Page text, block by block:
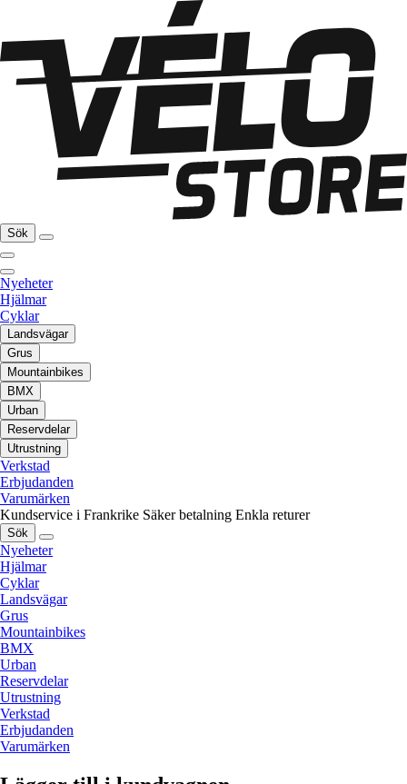
Sök
Nyeheter
Hjälmar
Cyklar
Landsvägar
Grus
Mountainbikes
BMX
Urban
Reservdelar
Utrustning
Verkstad
Erbjudanden
Varumärken
Kundservice i Frankrike Säker betalning Enkla returer
Sök
Nyeheter
Hjälmar
Cyklar
Landsvägar
Grus
Mountainbikes
BMX
Urban
Reservdelar
Utrustning
Verkstad
Erbjudanden
Varumärken